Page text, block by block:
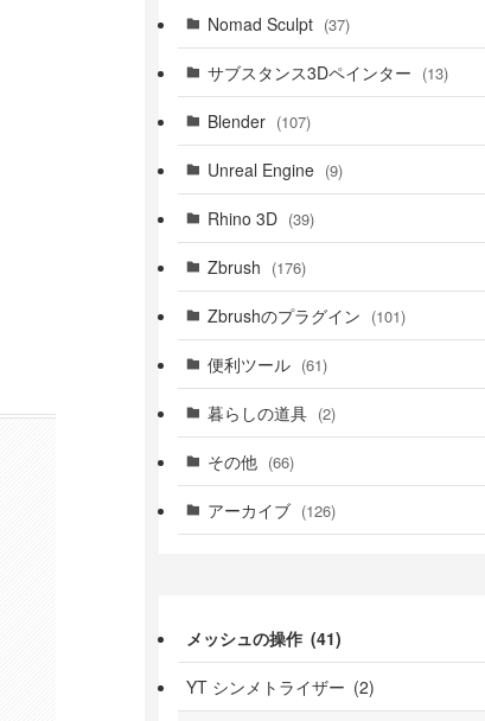
Nomad Sculpt (37)
(9)
(6)
(4)
(3)
(1)
(8)
(5)
サブスタンス3Dペインター (13)
Blender (107)
(18)
(4)(39)
Unreal Engine (9)
Rhino 3D (39)
(34)
Zbrush (176)
(94)
(14)
(18)
(21)
(18)
(76)
(6)
Zbrushのプラグイン (101)
(3)
(41)
(3)
(1)
(9)
(13)
便利ツール (61)
(39)
(2)
(1)
暮らしの道具 (2)
その他 (66)
(7)
(15)
(3)
アーカイブ (126)
(7)
(19)
(3)
(7)
メッシュの操作 (41)
YT シンメトライザー (2)